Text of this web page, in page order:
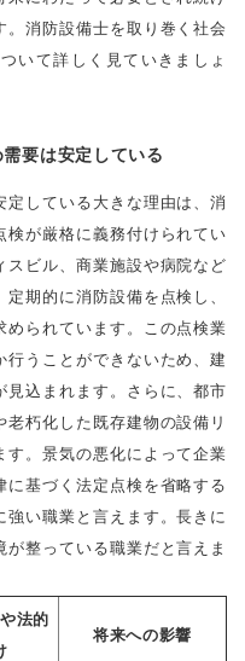
消防設備士を取り巻く社会
いて詳しく見ていきましょ
要は安定している
している大きな理由は、消
検が厳格に義務付けられてい
スビル、商業施設や病院など
期的に消防設備を点検し、
められています。この点検業
うことができないため、建
込まれます。さらに、都市
朽化した既存建物の設備リ
す。景気の悪化によって企業
基づく法定点検を省略する
強い職業と言えます。長きに
整っている職業だと言えま
法的
将来への影響